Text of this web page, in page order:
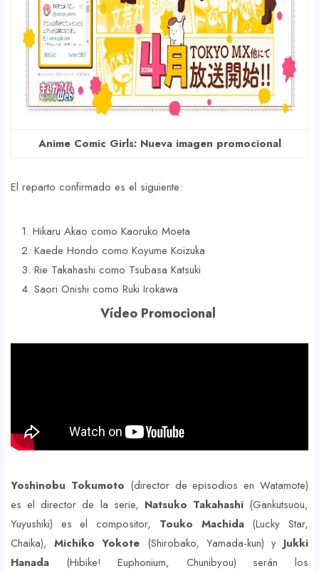
Anime Comic Girls: Nueva imagen promocional
El reparto confirmado es el siguiente:
Hikaru Akao como Kaoruko Moeta
Kaede Hondo como Koyume Koizuka
Rie Takahashi como Tsubasa Katsuki
Saori Onishi como Ruki Irokawa
Vídeo Promocional
Yoshinobu Tokumoto (director de episodios en Watamote)
es el director de la serie, Natsuko Takahashi(Gankutsuou,
Yuyushiki) es el compositor, Touko Machida(Lucky Star,
Chaika),Michiko Yokote (Shirobako, Yamada-kun) yJukki
Hanada (Hibike! Euphonium, Chunibyou) serán los